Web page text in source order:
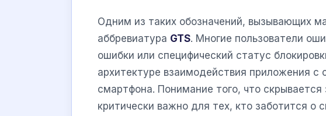
Одним из таких обозначений, вызывающих
аббревиатура GTS. Многие пользователи
ошибки или специфический статус
архитектуре взаимодействия приложения с
смартфона. Понимание того, что
критически важно для тех, кто заботится о